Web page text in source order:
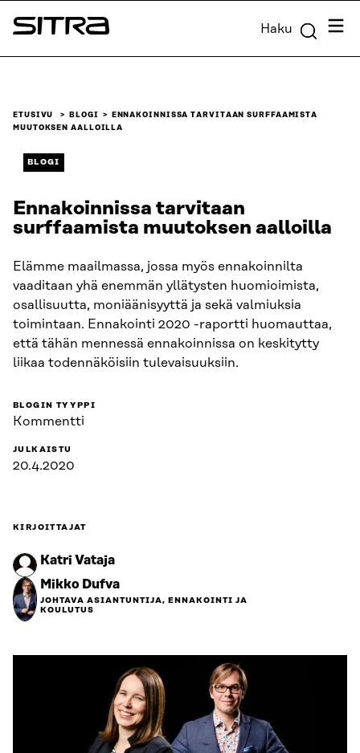
Siirry
suoraan
Sitra Haku
ETUSIVU BLOGI
ENNAKOINNISSA TARVITAAN SURFFAAMISTA
MUUTOKSEN AALLOILLA
BLOGI
Ennakoinnissa tarvitaan
surffaamista muutoksen aalloilla
Elämme maailmassa, jossa myös ennakoinnilta
vaaditaan yhä enemmän yllätysten huomioimista,
osallisuutta, moniäänisyyttä ja sekä valmiuksia
toimintaan. Ennakointi 2020 -raportti huomauttaa,
että tähän mennessä ennakoinnissa on keskitytty
liikaa todennäköisiin tulevaisuuksiin.
BLOGIN TYYPPI
Kommentti
JULKAISTU
20.4.2020
KIRJOITTAJAT
Katri Vataja
Mikko Dufva
JOHTAVA ASIANTUNTIJA, ENNAKOINTI JA
KOULUTUS